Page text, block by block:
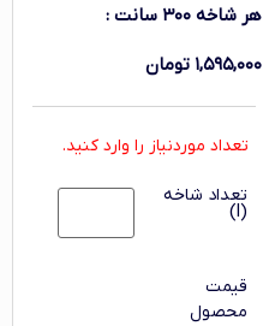
هر شاخه ۳۰۰ سانت :
۱,۵۹۵,۰۰۰ تومان
تعداد موردنیاز را وارد کنید.
تعداد شاخه
(l)
قیمت
محصول